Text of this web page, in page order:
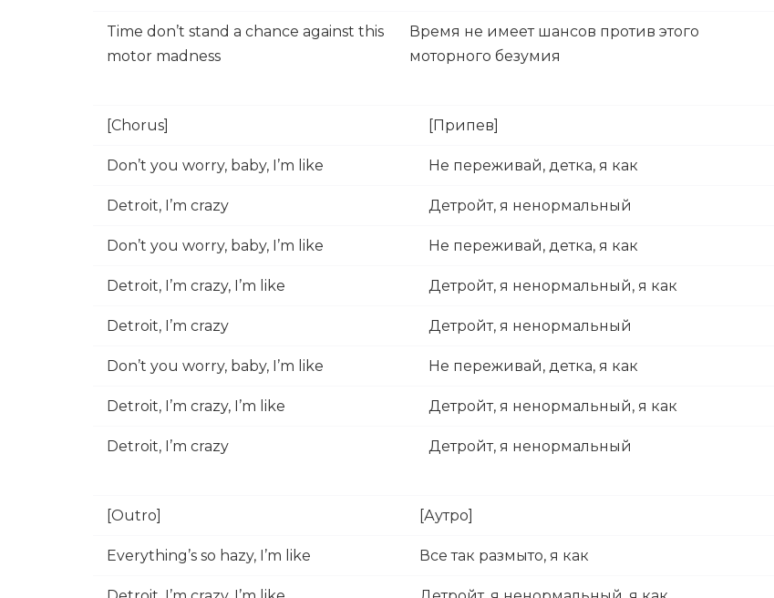
Time don’t stand a chance against this
motor madness
Время не имеет шансов против этого
моторного безумия
[Chorus] [Припев]
Don’t you worry, baby, I’m like Не переживай, детка, я как
Detroit, I’m crazy Детройт, я ненормальный
Don’t you worry, baby, I’m like Не переживай, детка, я как
Detroit, I’m crazy, I’m like Детройт, я ненормальный, я как
Detroit, I’m crazy Детройт, я ненормальный
Don’t you worry, baby, I’m like Не переживай, детка, я как
Detroit, I’m crazy, I’m like Детройт, я ненормальный, я как
Detroit, I’m crazy Детройт, я ненормальный
[Outro] [Аутро]
Everything’s so hazy, I’m like Все так размыто, я как